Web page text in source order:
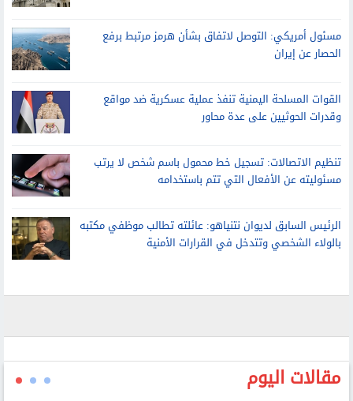
مسئول أمريكي: التوصل لاتفاق بشأن هرمز مرتبط برفع
الحصار عن إيران
القوات المسلحة اليمنية تنفذ عملية عسكرية ضد مواقع
وقدرات الحوثيين على عدة محاور
تنظيم الاتصالات: تسجيل خط محمول باسم شخص لا يرتب
مسئوليته عن الأفعال التي تتم باستخدامه
الرئيس السابق لديوان نتنياهو: عائلته تطالب موظفي مكتبه
بالولاء الشخصي وتتدخل في القرارات الأمنية
مقالات اليوم